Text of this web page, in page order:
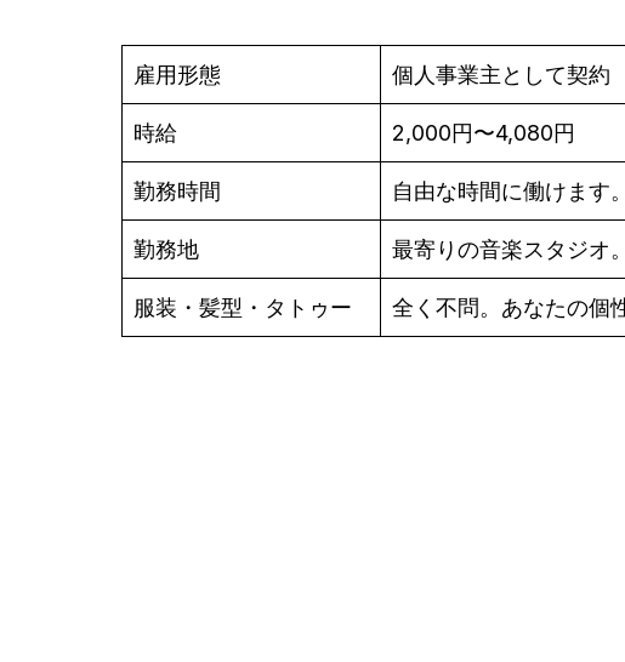
雇用形態 個人事業主として契約
時給 2,000円〜4,080円
勤務時間 自由な時間に働けます
勤務地 最寄りの音楽スタジオ
服装・髪型・タトゥー 全く不問。あなたの個